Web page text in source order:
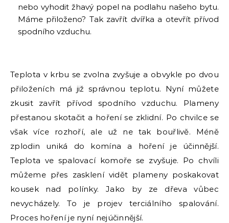
nebo vyhodit žhavý popel na podlahu našeho bytu.
Máme přiloženo? Tak zavřít dvířka a otevřít přívod
spodního vzduchu.
Teplota v krbu se zvolna zvyšuje a obvykle po dvou
přiloženích má již správnou teplotu. Nyní můžete
zkusit zavřít přívod spodního vzduchu. Plameny
přestanou skotačit a hoření se zklidní. Po chvilce se
však více rozhoří, ale už ne tak bouřlivě. Méně
zplodin uniká do komína a hoření je účinnější.
Teplota ve spalovací komoře se zvyšuje. Po chvíli
můžeme přes zasklení vidět plameny poskakovat
kousek nad polínky. Jako by ze dřeva vůbec
nevycházely. To je projev terciálního spalování.
Proces hoření je nyní nejúčinnější.